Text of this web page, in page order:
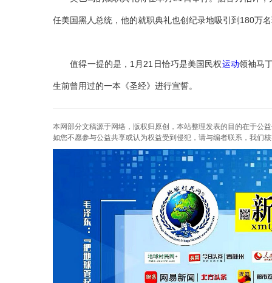
任美国黑人总统，他的就职典礼也创纪录地吸引到180万
值得一提的是，1月21日恰巧是美国民权运动领袖马
生前曾用过的一本《圣经》进行宣誓。
本网部分文稿源于网络，版权归原创，本站整理发表的目的在于公
如您不愿参与公益共享或认为权益受到侵犯，请与编者联系，我们